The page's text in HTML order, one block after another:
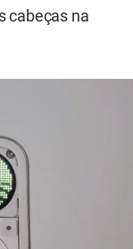
cabeças na